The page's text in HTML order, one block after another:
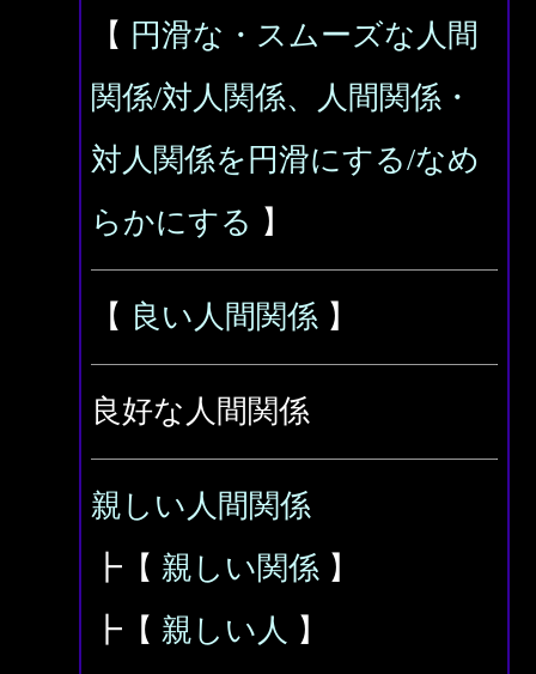
【 円滑な・スムーズな人間
関係/対人関係、人間関係・
対人関係を円滑にする/なめ
らかにする 】
【 良い人間関係 】
良好な人間関係
親しい人間関係
┣【 親しい関係 】
┣【 親しい人 】